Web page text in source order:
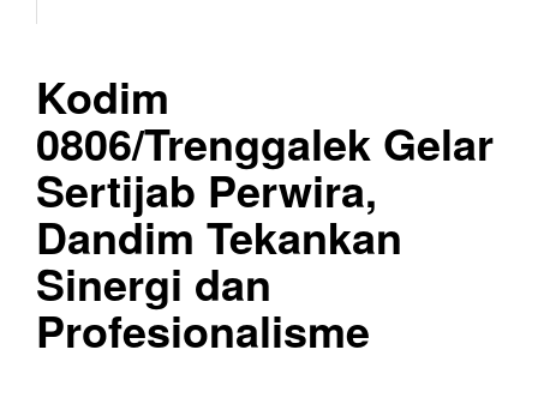
Kodim
0806/Trenggalek Gelar
Sertijab Perwira,
Dandim Tekankan
Sinergi dan
Profesionalisme